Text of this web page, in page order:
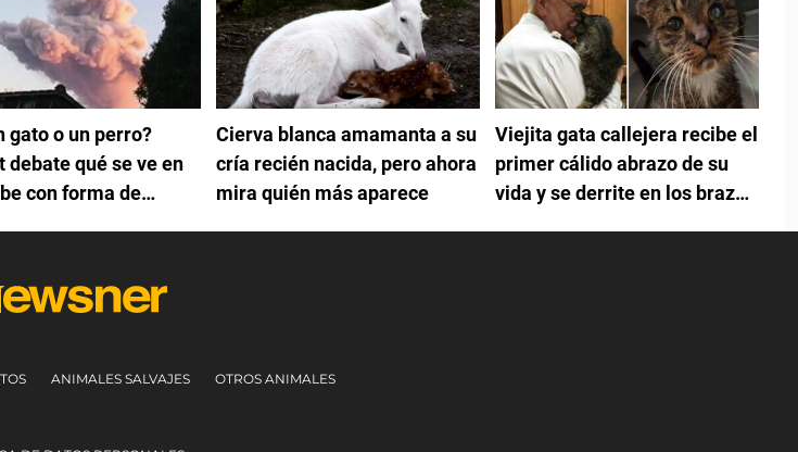
gato o un perro?
debate qué se ve en
con forma de
Cierva blanca amamanta a su
cría recién nacida, pero ahora
mira quién más aparece
Viejita gata callejera recibe el
primer cálido abrazo de su
vida y se derrite en los brazos
ANIMALES SALVAJES OTROS ANIMALES